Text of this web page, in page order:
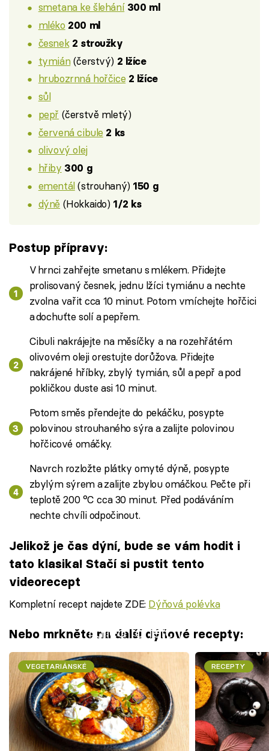
smetana ke šlehání 300 ml
mléko 200 ml
česnek 2 stroužky
tymián(čerstvý) 2 lžíce
hrubozrnná hořčice 2 lžíce
sůl
pepř (čerstvě mletý)
červená cibule 2 ks
olivový olej
hřiby 300 g
ementál(strouhaný) 150 g
dýně (Hokkaido) 1/2 ks
Postup přípravy:
V hrnci zahřejte smetanu s mlékem. Přidejte
prolisovaný česnek, jednu lžíci tymiánu a nechte
zvolna vařit cca 10 minut. Potom vmíchejte hořčici
a dochuťte solí a pepřem.
Cibuli nakrájejte na měsíčky a na rozehřátém
olivovém oleji orestujte dorůžova. Přidejte
nakrájené hříbky, zbylý tymián, sůl a pepř a pod
pokličkou duste asi 10 minut.
Potom směs přendejte do pekáčku, posypte
polovinou strouhaného sýra a zalijte polovinou
hořčicové omáčky.
Navrch rozložte plátky omyté dýně, posypte
zbylým sýrem a zalijte zbylou omáčkou. Pečte při
teplotě 200 °C cca 30 minut. Před podáváním
nechte chvíli odpočinout.
Jelikož je čas dýní, bude se vám hodit i
tato klasika! Stačí si pustit tento
videorecept
Kompletní recept najdete ZDE: Dýňová polévka
Failed to fetch
Nebo mrkněte na další dýňové recepty:
VEGETARIÁNSKÉ RECEPTY